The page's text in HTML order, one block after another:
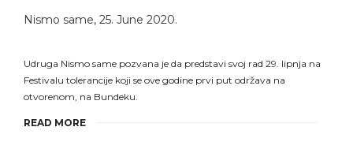
Nismo same, 25. June 2020.
Udruga Nismo same pozvana je da predstavi svoj rad 29. lipnja na
Festivalu tolerancije koji se ove godine prvi put održava na
otvorenom, na Bundeku.
READ MORE